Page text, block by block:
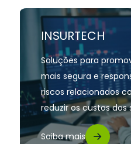
INSURTECH
Soluções para
mais segura e
riscos relacionados
reduzir os custos dos
Saiba mais